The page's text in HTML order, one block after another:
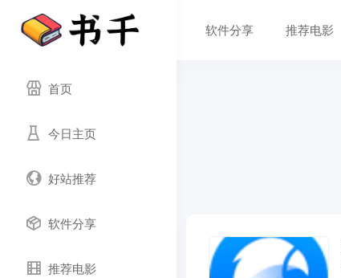
首页
今日主页
好站推荐
软件分享
推荐电影
软件分享 推荐电影